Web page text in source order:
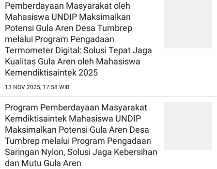
Pemberdayaan Masyarakat oleh
Mahasiswa UNDIP Maksimalkan
Potensi Gula Aren Desa Tumbrep
melalui Program Pengadaan
Termometer Digital: Solusi Tepat Jaga
Kualitas Gula Aren oleh Mahasiswa
Kemendiktisaintek 2025
13 NOV 2025, 17:58 WIB
Program Pemberdayaan Masyarakat
Kemdiktisaintek Mahasiswa UNDIP
Maksimalkan Potensi Gula Aren Desa
Tumbrep melalui Program Pengadaan
Saringan Nylon, Solusi Jaga Kebersihan
dan Mutu Gula Aren